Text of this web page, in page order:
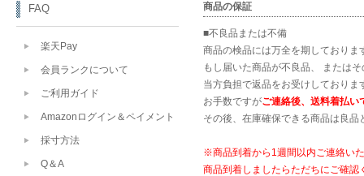
商品の保証
■不良品または不備
商品の検品には万全を期しておりま
もし届いた商品が不良品、 または
当方負担で返品をお受けしておりま
お手数ですがご連絡後、送料着払い
その後、在庫確保できる商品は良
※商品到着から1週間以内ご連絡い
商品到着しましたらただちにご確
FAQ
楽天Pay
会員ランクについて
ご利用ガイド
Amazonログイン＆ペイメント
採寸方法
Q＆A